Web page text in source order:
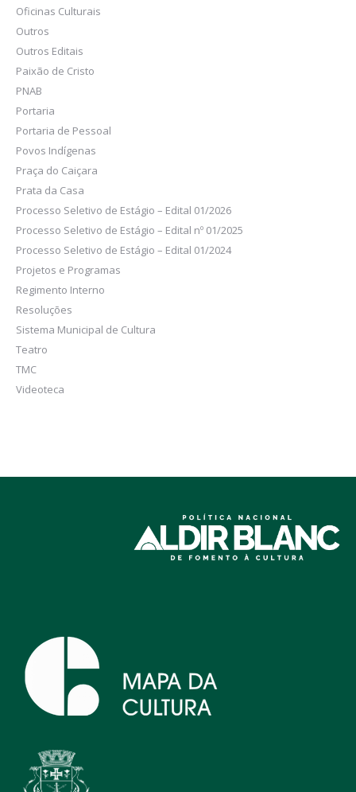
Oficinas Culturais
Outros
Outros Editais
Paixão de Cristo
PNAB
Portaria
Portaria de Pessoal
Povos Indígenas
Praça do Caiçara
Prata da Casa
Processo Seletivo de Estágio – Edital 01/2026
Processo Seletivo de Estágio – Edital nº 01/2025
Processo Seletivo de Estágio – Edital 01/2024
Projetos e Programas
Regimento Interno
Resoluções
Sistema Municipal de Cultura
Teatro
TMC
Videoteca